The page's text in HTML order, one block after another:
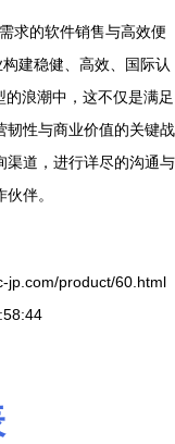
求的软件销售与高效便
建稳健、高效、国际认
浪潮中，这不仅是满足
韧性与商业价值的关键战
渠道，进行详尽的沟通与
伴。
jp.com/product/60.html